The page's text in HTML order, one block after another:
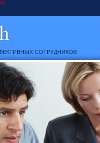
СОТРУДНИКОВ